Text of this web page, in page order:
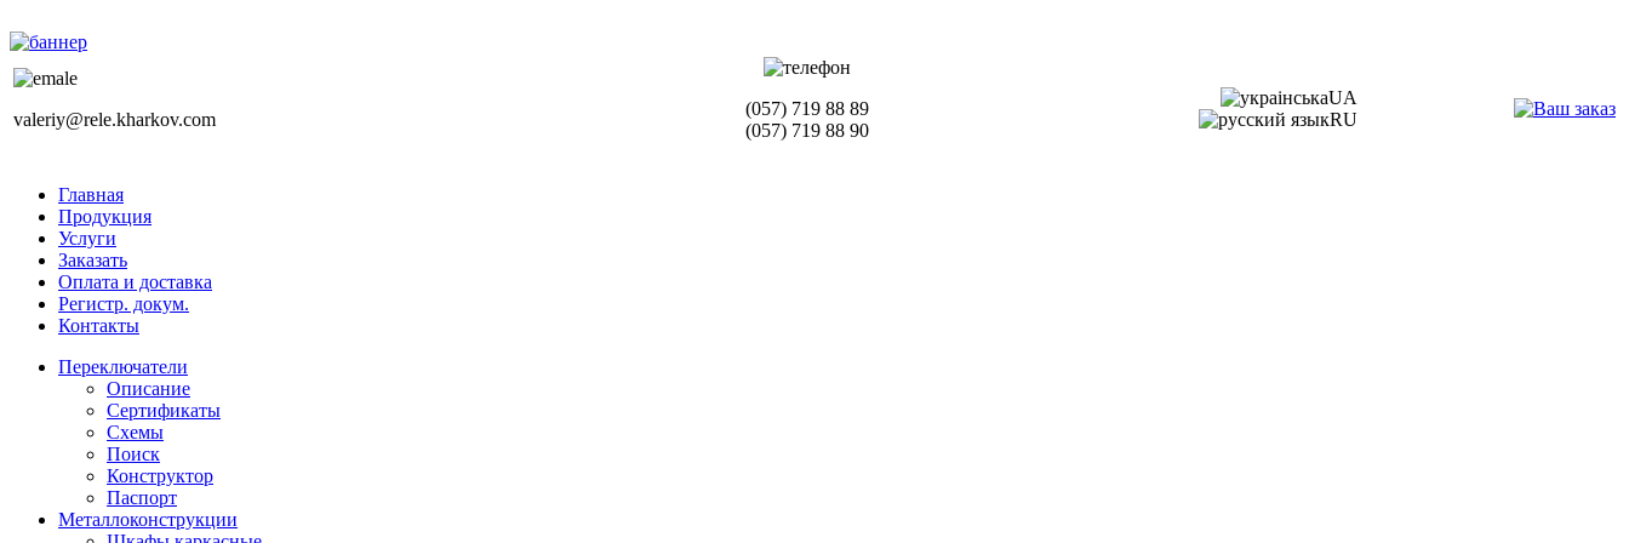
valeriy@rele.kharkov.com
(057) 719 88 89
(057) 719 88 90
UA
RU
Главная
Продукция
Услуги
Заказать
Оплата и доставка
Регистр. докум.
Контакты
Переключатели
Описание
Сертификаты
Схемы
Поиск
Конструктор
Паспорт
Металлоконструкции